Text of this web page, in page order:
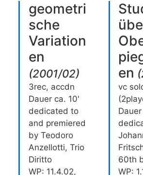
geometri
sche
Variation
en
(2001/02)
3rec, accdn
Dauer ca. 10'
dedicated to
and premiered
by Teodoro
Anzellotti, Trio
Diritto
WP: 11.4.02,
en (
vc
60th
WP: